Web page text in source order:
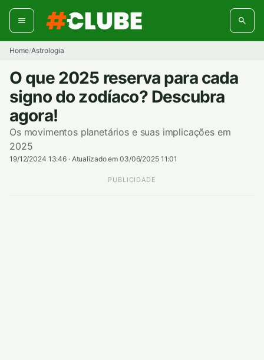
Pular
para
conteúdo
Home/Astrologia
O que 2025 reserva para cada
signo do zodíaco? Descubra
agora!
Os movimentos planetários e suas implicações em
2025
19/12/2024 13:46 · Atualizado em 03/06/2025 11:01
PUBLICIDADE